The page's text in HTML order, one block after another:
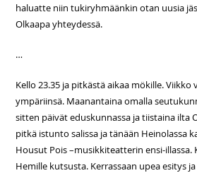
haluatte niin tukiryhmäänkin otan uusia
Olkaapa yhteydessä.
…
Kello 23.35 ja pitkästä aikaa mökille.
ympäriinsä. Maanantaina omalla
sitten päivät eduskunnassa ja tiistaina ilta
pitkä istunto salissa ja tänään Heinolassa
Housut Pois –musikkiteatterin ensi-illassa.
Hemille kutsusta. Kerrassaan upea esitys